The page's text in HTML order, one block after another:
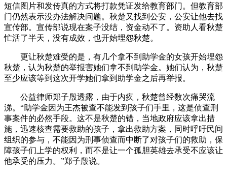
短信图片和发传真的方式将打款凭证发给教育部门。但教育部
门仍然表示没办法解决问题。秋楚又找到公安，公安让他去找
宣传部。宣传部说现在案子没结，资金动不了。资助人看秋楚
忙活了半天，没有成效，也开始埋怨秋楚。
更让秋楚难受的是，有几个拿不到助学金的女孩开始埋怨
秋楚，认为秋楚的举报害她们拿不到助学金。她们认为，秋楚
至少应该等到这次开学她们拿到助学金之后再举报。
公益律师郑子殷透露，由于内疚，秋楚曾经数次痛哭流
涕。“助学金因为王杰被查不能发到孩子们手里，这是侦查刑
事案件的必然手段。这不是秋楚的错，当地政府应该拿出措
施，迅速核查需要救助的孩子，拿出救助方案，同时呼吁民间
组织的参与，不能因为刑事侦查而中断了对孩子们的救助，保
障孩子们上学的权利，而不是让一个孤胆英雄去承受不应该让
他承受的压力。”郑子殷说。